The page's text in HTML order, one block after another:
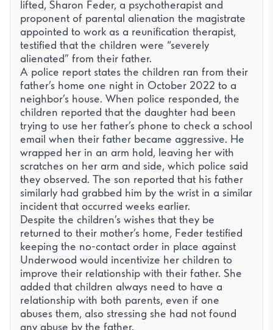
lifted, Sharon Feder, a psychotherapist and
proponent of parental alienation the magistrate
appointed to work as a reunification therapist,
testified that the children were “severely
alienated” from their father.
A police report states the children ran from their
father’s home one night in October 2022 to a
neighbor’s house. When police responded, the
children reported that the daughter had been
trying to use her father’s phone to check a school
email when their father became aggressive. He
wrapped her in an arm hold, leaving her with
scratches on her arm and side, which police said
they observed. The son reported that his father
similarly had grabbed him by the wrist in a similar
incident that occurred weeks earlier.
Despite the children’s wishes that they be
returned to their mother’s home, Feder testified
keeping the no-contact order in place against
Underwood would incentivize her children to
improve their relationship with their father. She
added that children always need to have a
relationship with both parents, even if one
abuses them, also stressing she had not found
any abuse by the father.